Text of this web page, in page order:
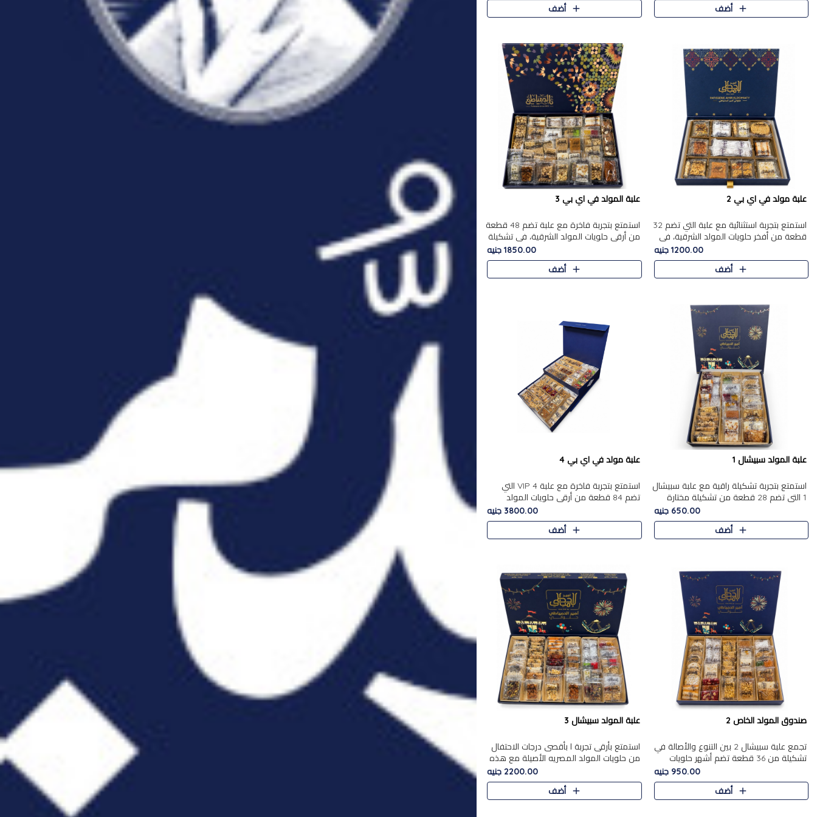
أضف
أضف
علبة مولد في اي بي 2
استمتع بتجربة استثنائية مع علبة التي تضم 32
قطعة من أفخر حلويات المولد الشرقية، في
تشكيلة تجمع بين الأصالة والاختيارات الفاخرة.
تحتوي العلبة..
1200.00 جنيه
أضف
علبة المولد في اي بي 3
استمتع بتجربة فاخرة مع علبة تضم 48 قطعة
من أرقى حلويات المولد الشرقية، في تشكيلة
تجمع بين الأصناف التقليدية الفاخرة
والاختيارات الغنية بالم..
1850.00 جنيه
أضف
علبة المولد سبيشال 1
استمتع بتجربة تشكيلة راقية مع علبة سبيشال
1 التي تضم 28 قطعة من تشكيلة مختارة
بعناية من أفخر حلويات المولد المصرية
الأصلية الشرقية. تحتوي ال..
650.00 جنيه
أضف
علبة مولد في اي بي 4
استمتع بتجربة فاخرة مع علبة VIP 4 التي
تضم 84 قطعة من أرقى حلويات المولد
الشرقية، في تشكيلة غنية تجمع بين الحلويات
التقليدية والمكسرات الفاخرة. تحتوي العلبة
3800.00 جنيه
أضف
صندوق المولد الخاص 2
تجمع علبة سبيشال 2 بين التنوع والأصالة في
تشكيلة من 36 قطعة تضم أشهر حلويات
المولد الشرقية. تحتوي العلبة على الجزرية
بالفول، والجزرية بالبن..
950.00 جنيه
أضف
علبة المولد سبيشال 3
استمتع بأرقى تجربة ا بأقصى درجات الاحتفال
من حلويات المولد المصريه الأصيلة مع هذه
الفخامة مع علبة سبيشال 3 التي تضم 56
قطعة من تشكيلة استثن..
2200.00 جنيه
أضف